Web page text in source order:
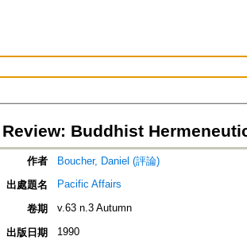
Buddhist
作者
Boucher, Daniel (評論)
出處題名
Pacific Affairs
卷期 v.63 n.3 Autumn
出版日期 1990